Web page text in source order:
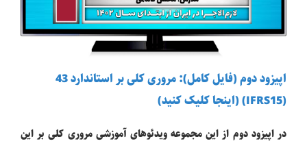
اپیزود دوم (فایل کامل): مروری کلی بر استاندارد 43
(IFRS15) (اینجا کلیک کنید)
در اپیزود دوم از این مجموعه ویدئوهای آموزشی مروری کلی بر این